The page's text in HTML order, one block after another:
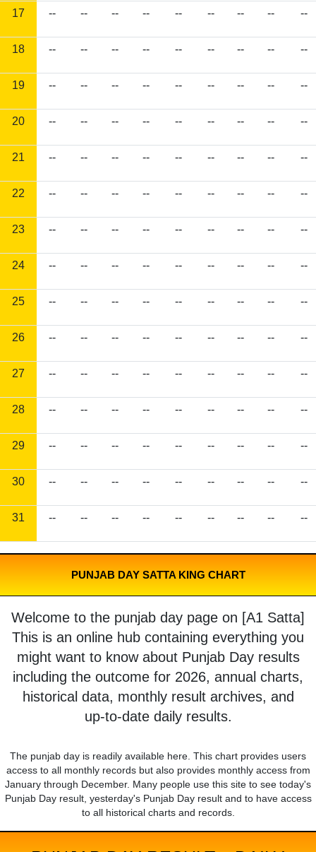
17 -- -- -- -- -- -- -- -- --
18 -- -- -- -- -- -- -- -- --
19 -- -- -- -- -- -- -- -- --
20 -- -- -- -- -- -- -- -- --
21 -- -- -- -- -- -- -- -- --
22 -- -- -- -- -- -- -- -- --
23 -- -- -- -- -- -- -- -- --
24 -- -- -- -- -- -- -- -- --
25 -- -- -- -- -- -- -- -- --
26 -- -- -- -- -- -- -- -- --
27 -- -- -- -- -- -- -- -- --
28 -- -- -- -- -- -- -- -- --
29 -- -- -- -- -- -- -- -- --
30 -- -- -- -- -- -- -- -- --
31 -- -- -- -- -- -- -- -- --
PUNJAB DAY SATTA KING CHART
Welcome to the punjab day page on [A1 Satta]
This is an online hub containing everything you
might want to know about Punjab Day results
including the outcome for 2026, annual charts,
historical data, monthly result archives, and
up-to-date daily results.
The punjab day is readily available here. This chart provides users
access to all monthly records but also provides monthly access from
January through December. Many people use this site to see today's
Punjab Day result, yesterday's Punjab Day result and to have access
to all historical charts and records.